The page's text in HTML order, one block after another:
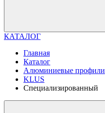
КАТАЛОГ
Главная
Каталог
Алюминиевые профили
KLUS
Специализированный